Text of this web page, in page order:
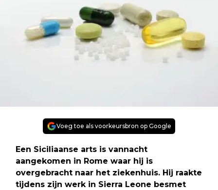
Voeg toe als voorkeursbron op Google
Een Siciliaanse arts is vannacht
aangekomen in Rome waar hij is
overgebracht naar het ziekenhuis. Hij raakte
tijdens zijn werk in Sierra Leone besmet